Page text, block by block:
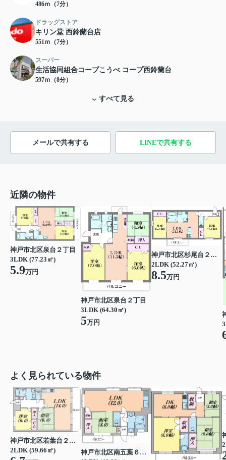
486ｍ（7分）
ドラッグストア
キリン堂 西鈴蘭台店
551ｍ（7分）
スーパー
生活協同組合コープこうべ コープ西鈴蘭台
597ｍ（8分）
すべて見る
メールで共有する LINEで共有する
近隣の物件
神戸市北区泉台２丁目
3LDK (77.23㎡)
5.9万円
神戸市北区泉台２丁目
3LDK (64.30㎡)
5万円
神戸市北区杉尾台２丁目
2LDK (52.27㎡)
8.5万円
よく見られている物件
神戸市北区若葉台２丁目
2LDK (59.66㎡)
神戸市北区南五葉６丁目